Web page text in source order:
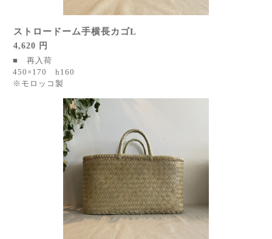
ストロードーム手横長カゴL
4,620 円
■ 再入荷
450×170 h160
※モロッコ製